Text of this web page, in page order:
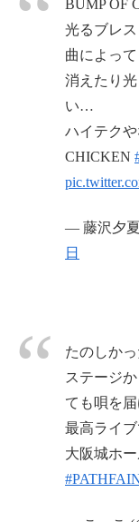
BUMP OF
光るブレ
曲によって
消えたり
い…
ハイテク
CHICKEN
— 藤沢夕
日
たのしかっ
ステージ
ても唄を
最高ライ
大阪城ホー